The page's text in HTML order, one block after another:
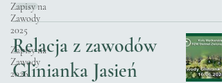
Zapisy na
Zawody
2025
Zapisy na
Zawody
2026
Relacja z zawodów
Glinianka Jasień